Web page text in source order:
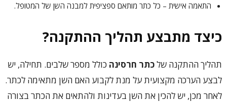
התאמה אישית – כל כתר מותאם ספציפית למבנה השן של המטופל.
כיצד מתבצע תהליך ההתקנה?
תהליך ההתקנה שלכתר חרסינה כולל מספר שלבים. תחילה, יש
לבצע הערכה מקצועית על מנת לקבוע האם השן מתאימה לכתר.
לאחר מכן, יש להכין את השן בעדינות ולהתאים את הכתר בצורה